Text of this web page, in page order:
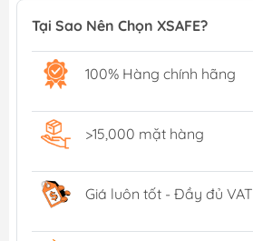
Tại Sao Nên Chọn XSAFE?
100% Hàng chính hãng
>15,000 mặt hàng
Giá luôn tốt - Đầy đủ VAT